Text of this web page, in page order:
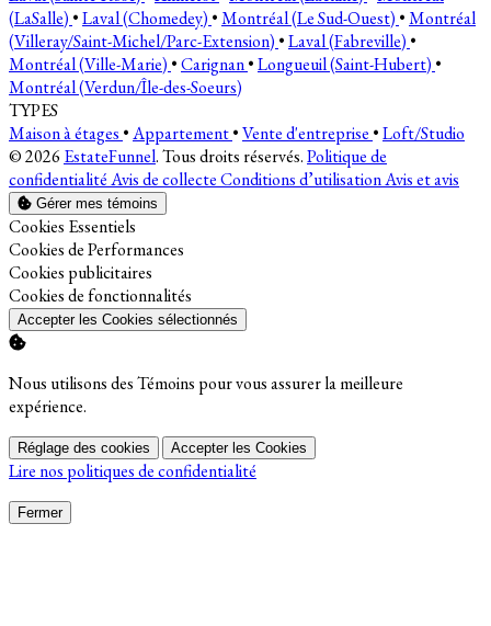
(LaSalle) •Laval (Chomedey) •Montréal (Le Sud-Ouest) •Montréal
(Villeray/Saint-Michel/Parc-Extension) •Laval (Fabreville) •
Montréal (Ville-Marie) •Carignan•Longueuil (Saint-Hubert) •
Montréal (Verdun/Île-des-Soeurs)
TYPES
Maison à étages •Appartement•Vente d'entreprise •Loft/Studio
© 2026 EstateFunnel. Tous droits réservés.Politique de
confidentialitéAvis de collecteConditions d’utilisationAvis et avis
Gérer mes témoins
Activer
Cookies Essentiels
Activer
Cookies de Performances
Activer
Cookies publicitaires
Activer
Cookies de fonctionnalités
Accepter les Cookies sélectionnés
Nous utilisons des Témoins pour vous assurer la meilleure
expérience.
Réglage des cookies Accepter les Cookies
Lire nos politiques de confidentialité
Fermer